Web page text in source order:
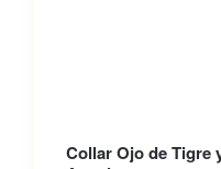
Collar Ojo de Tigre
múltiples variantes. Las